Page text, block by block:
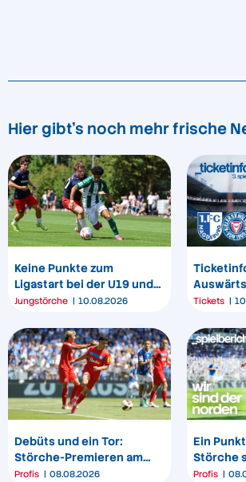
Hier gibt's noch mehr frische
Keine Punkte zum
Ligastart bei der U19 und
U17
Jungstörche 10.08.2026
1. FC
Tickets
Debüts und ein Tor:
Störche-Premieren am
„Bölle“
Profis 08.08.2026
Ein
Störche
Profis